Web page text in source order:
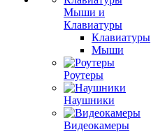
Мыши и
Клавиатуры
Клавиатуры
Мыши
Роутеры
Наушники
Видеокамеры